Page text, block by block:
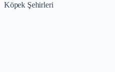
Köpek Şehirleri